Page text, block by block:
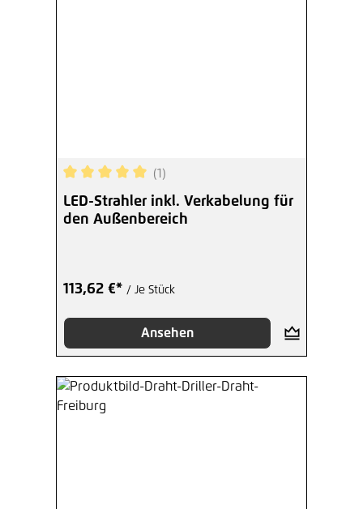
Durchschnittliche Bewertung von 5 von 5
(1)
LED-Strahler inkl. Verkabelung für
den Außenbereich
113,62 €* / Je Stück
Ansehen